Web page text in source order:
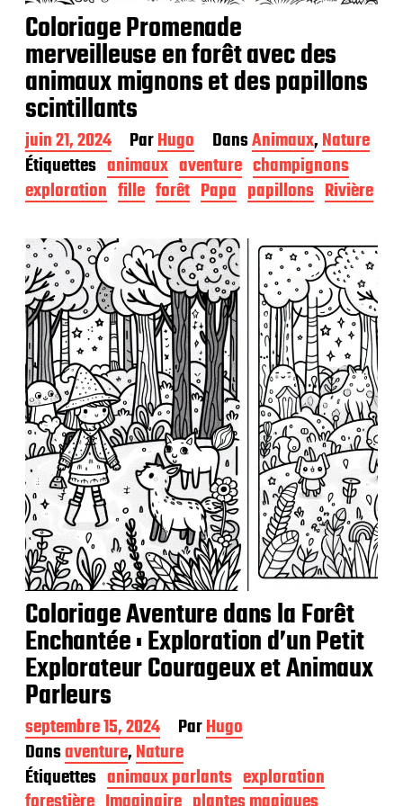
Coloriage Promenade
merveilleuse en forêt avec des
animaux mignons et des papillons
scintillants
D
a
t
e
p
u
b
l
i
c
a
t
i
o
n
juin 21, 2024 ParHugo DansAnimaux,Nature
Étiquettes animaux aventure champignons
exploration fille forêt Papa papillons Rivière
Coloriage Aventure dans la Forêt
Enchantée : Exploration d’un Petit
Explorateur Courageux et Animaux
Parleurs
D
a
t
e
d
septembre 15, 2024 ParHugo
Dansaventure,Nature
Étiquettes animaux parlants exploration